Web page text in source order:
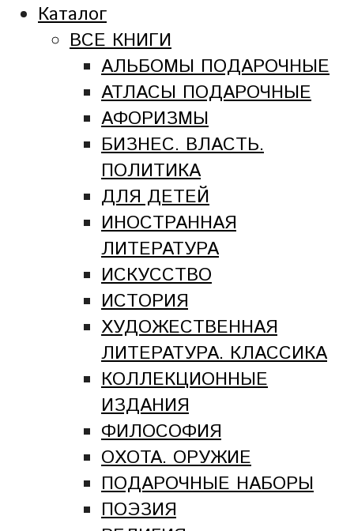
Каталог
ВСЕ КНИГИ
АЛЬБОМЫ ПОДАРОЧНЫЕ
АТЛАСЫ ПОДАРОЧНЫЕ
АФОРИЗМЫ
БИЗНЕС. ВЛАСТЬ.
ПОЛИТИКА
ДЛЯ ДЕТЕЙ
ИНОСТРАННАЯ
ЛИТЕРАТУРА
ИСКУССТВО
ИСТОРИЯ
ХУДОЖЕСТВЕННАЯ
ЛИТЕРАТУРА. КЛАССИКА
КОЛЛЕКЦИОННЫЕ
ИЗДАНИЯ
ФИЛОСОФИЯ
ОХОТА. ОРУЖИЕ
ПОДАРОЧНЫЕ НАБОРЫ
ПОЭЗИЯ